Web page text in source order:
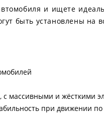
и ищете
быть установлены на
массивными и жёсткими
при движении